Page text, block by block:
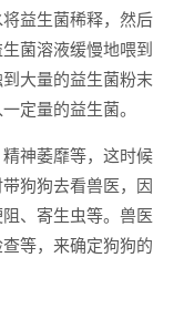
益生菌稀释，然后
菌溶液缓慢地喂到
大量的益生菌粉末
定量的益生菌。
神萎靡等，这时候
狗狗去看兽医，因
、寄生虫等。兽医
等，来确定狗狗的